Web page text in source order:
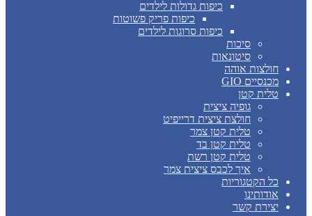
כיפות גדולות לילדים
כיפות פריק פשוטות
כיפות סרוגות לילדים
סיכות
סיטונאות
חולצות אוהה
מכנסיים GIO
טלית קטן
גופיה ציצית
חולצת ציצית דרייפיט
טלית קטן צמר
טלית קטן בד
טלית קטן רשת
איך לכבס ציצית צמר
כל הקטגוריות
אודותינו
יצירת קשר